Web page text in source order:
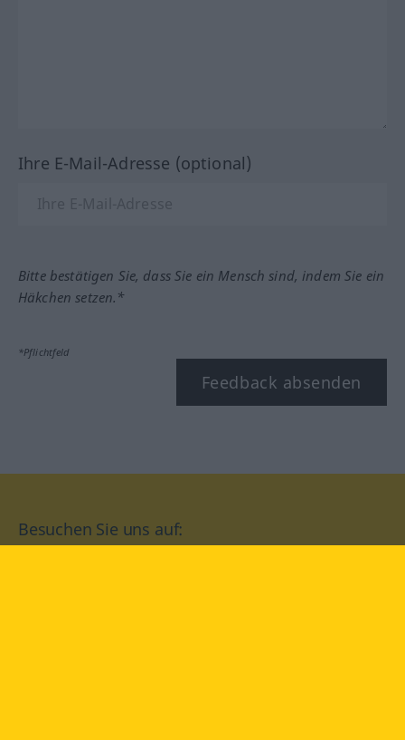
Ihre E-Mail-Adresse (optional)
Bitte bestätigen Sie, dass Sie ein Mensch sind, indem Sie ein
Häkchen setzen.*
*Pflichtfeld
Feedback absenden
Besuchen Sie uns auf: